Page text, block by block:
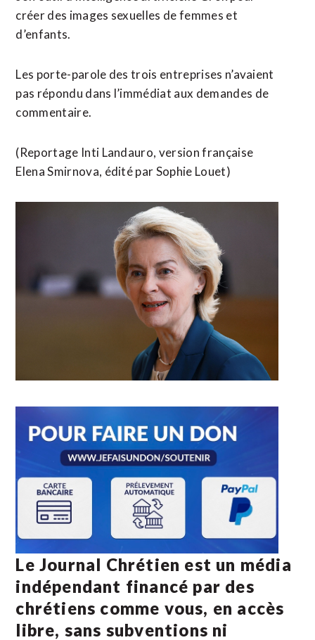
créer des images sexuelles de femmes et
d’enfants.
Les porte-parole des trois entreprises n’avaient
pas répondu dans l’immédiat aux ​demandes de
commentaire.
(Reportage Inti Landauro, version française
Elena ​Smirnova, édité par Sophie Louet)
Le Journal Chrétien est un média
indépendant financé par des
chrétiens comme vous, en accès
libre, sans subventions ni